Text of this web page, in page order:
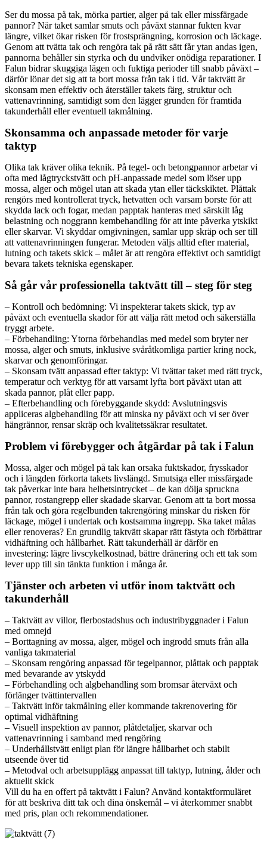
Ser du mossa på tak, mörka partier, alger på tak eller missfärgade
pannor? När taket samlar smuts och påväxt stannar fukten kvar
längre, vilket ökar risken för frostsprängning, korrosion och läckage.
Genom att tvätta tak och rengöra tak på rätt sätt får ytan andas igen,
pannorna behåller sin styrka och du undviker onödiga reparationer. I
Falun bidrar skuggiga lägen och fuktiga perioder till snabb påväxt –
därför lönar det sig att ta bort mossa från tak i tid. Vår taktvätt är
skonsam men effektiv och återställer takets färg, struktur och
vattenavrinning, samtidigt som den lägger grunden för framtida
takunderhåll eller eventuell takmålning.
Skonsamma och anpassade metoder för varje
taktyp
Olika tak kräver olika teknik. På tegel- och betongpannor arbetar vi
ofta med lågtryckstvätt och pH-anpassade medel som löser upp
mossa, alger och mögel utan att skada ytan eller täckskiktet. Plåttak
rengörs med kontrollerat tryck, hetvatten och varsam borste för att
skydda lack och fogar, medan papptak hanteras med särskilt låg
belastning och noggrann kembehandling för att inte påverka ytskikt
eller skarvar. Vi skyddar omgivningen, samlar upp skräp och ser till
att vattenavrinningen fungerar. Metoden väljs alltid efter material,
lutning och takets skick – målet är att rengöra effektivt och samtidigt
bevara takets tekniska egenskaper.
Så går vår professionella taktvätt till – steg för steg
– Kontroll och bedömning: Vi inspekterar takets skick, typ av
påväxt och eventuella skador för att välja rätt metod och säkerställa
tryggt arbete.
– Förbehandling: Ytorna förbehandlas med medel som bryter ner
mossa, alger och smuts, inklusive svåråtkomliga partier kring nock,
skarvar och genomföringar.
– Skonsam tvätt anpassad efter taktyp: Vi tvättar taket med rätt tryck,
temperatur och verktyg för att varsamt lyfta bort påväxt utan att
skada pannor, plåt eller papp.
– Efterbehandling och förebyggande skydd: Avslutningsvis
appliceras algbehandling för att minska ny påväxt och vi ser över
hängrännor, rensar skräp och kvalitetssäkrar resultatet.
Problem vi förebygger och åtgärdar på tak i Falun
Mossa, alger och mögel på tak kan orsaka fuktskador, frysskador
och i längden förkorta takets livslängd. Smutsiga eller missfärgade
tak påverkar inte bara helhetsintrycket – de kan dölja spruckna
pannor, rostangrepp eller skadade skarvar. Genom att ta bort mossa
från tak och göra regelbunden takrengöring minskar du risken för
läckage, mögel i undertak och kostsamma ingrepp. Ska taket målas
eller renoveras? En grundlig taktvätt skapar rätt fästyta och förbättrar
vidhäftning och hållbarhet. Rätt takunderhåll är därför en
investering: lägre livscykelkostnad, bättre dränering och ett tak som
lever upp till sin tänkta funktion i många år.
Tjänster och arbeten vi utför inom taktvätt och
takunderhåll
– Taktvätt av villor, flerbostadshus och industribyggnader i Falun
med omnejd
– Borttagning av mossa, alger, mögel och ingrodd smuts från alla
vanliga takmaterial
– Skonsam rengöring anpassad för tegelpannor, plåttak och papptak
med bevarande av ytskydd
– Förbehandling och algbehandling som bromsar återväxt och
förlänger tvättintervallen
– Taktvätt inför takmålning eller kommande takrenovering för
optimal vidhäftning
– Visuell inspektion av pannor, plåtdetaljer, skarvar och
vattenavrinning i samband med rengöring
– Underhållstvätt enligt plan för längre hållbarhet och stabilt
utseende över tid
– Metodval och arbetsupplägg anpassat till taktyp, lutning, ålder och
aktuellt skick
Vill du ha en offert på taktvätt i Falun? Använd kontaktformuläret
för att beskriva ditt tak och dina önskemål – vi återkommer snabbt
med pris, plan och rekommendationer.